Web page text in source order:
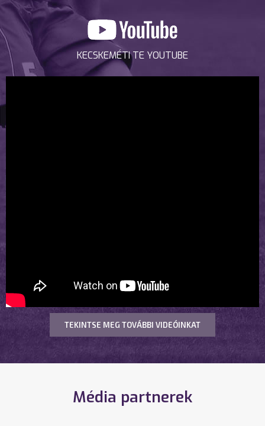
KECSKEMÉTI TE YOUTUBE
TEKINTSE MEG TOVÁBBI VIDEÓINKAT
Média partnerek